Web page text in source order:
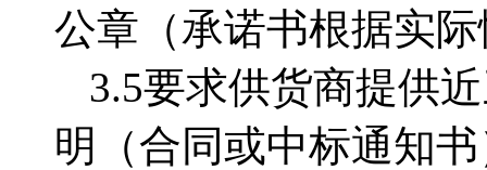
公章（承诺书根据实
3.5要求供货商提供
明（合同或中标通知